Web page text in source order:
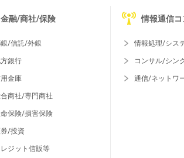
金融/商社/保険
/信託/外銀
銀行
金庫
商社/専門商社
保険/損害保険
/投資
ジット信販等
情報通信
情報処理/シス
コンサル/シン
通信/ネットワ